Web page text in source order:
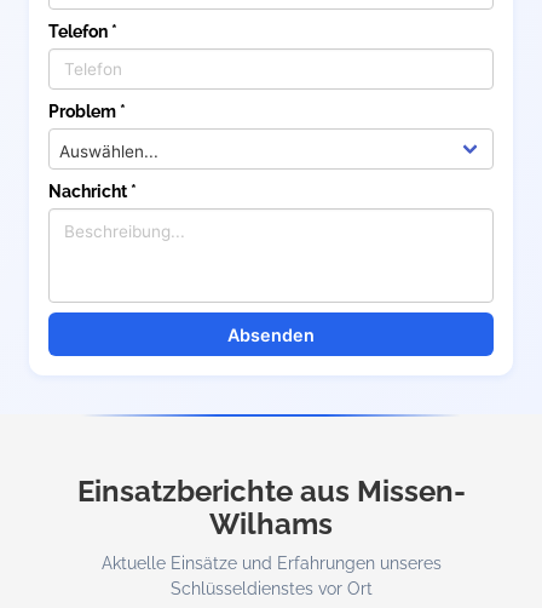
Telefon *
Problem *
Nachricht *
Absenden
Einsatzberichte aus Missen-
Wilhams
Aktuelle Einsätze und Erfahrungen unseres
Schlüsseldienstes vor Ort